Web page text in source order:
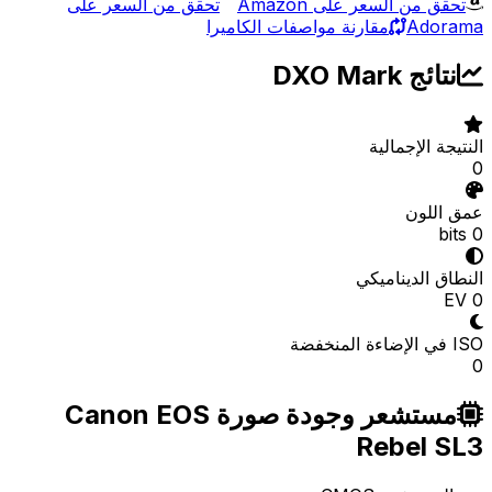
Adorama
مقارنة مواصفات الكاميرا
نتائج DXO Mark
النتيجة الإجمالية
0
عمق اللون
0 bits
النطاق الديناميكي
0 EV
ISO في الإضاءة المنخفضة
0
مستشعر وجودة صورة Canon EOS
Rebel SL3